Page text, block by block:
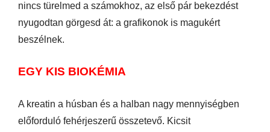
nincs türelmed a számokhoz, az első pár bekezdést
nyugodtan görgesd át: a grafikonok is magukért
beszélnek.
EGY KIS BIOKÉMIA
A kreatin a húsban és a halban nagy mennyiségben
előforduló fehérjeszerű összetevő. Kicsit